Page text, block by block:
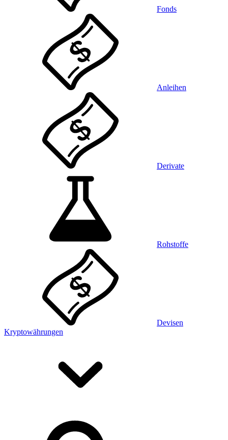
Fonds
Anleihen
Derivate
Rohstoffe
Devisen
Kryptowährungen